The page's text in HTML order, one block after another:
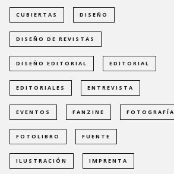
CUBIERTAS DISEÑO
DISEÑO DE REVISTAS
DISEÑO EDITORIAL EDITORIAL
EDITORIALES ENTREVISTA
EVENTOS FANZINE FOTOGRAFÍA
FOTOLIBRO FUENTE
ILUSTRACIÓN IMPRENTA